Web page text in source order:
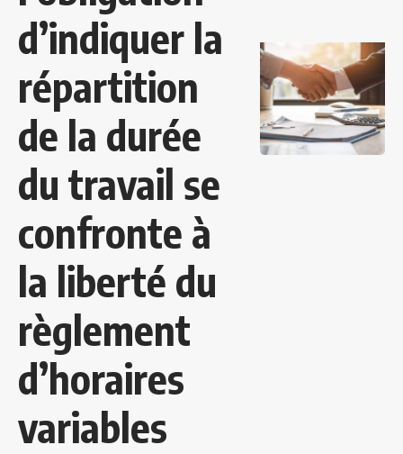
d’indiquer la
répartition
de la durée
du travail se
confronte à
la liberté du
règlement
d’horaires
variables